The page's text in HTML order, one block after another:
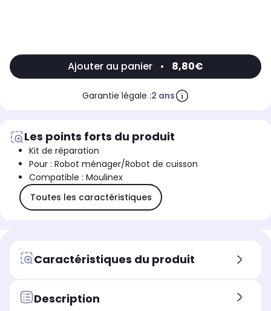
Ajouter au panier • 8,80€
Garantie légale :2 ans
Les points forts du produit
Kit de réparation
Pour : Robot ménager/Robot de cuisson
Compatible : Moulinex
Toutes les caractéristiques
Caractéristiques du produit
Description